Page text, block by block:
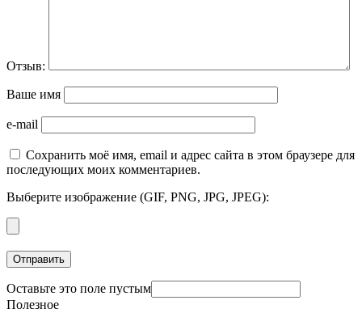
Отзыв:
Ваше имя
e-mail
Сохранить моё имя, email и адрес сайта в этом браузере для
последующих моих комментариев.
Выберите изображение (GIF, PNG, JPG, JPEG):
Оставьте это поле пустым
Полезное